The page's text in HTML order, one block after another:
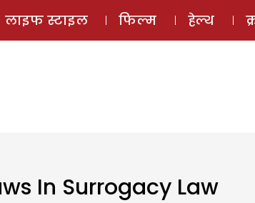
ई-मैगज़ीन
लाइफ स्टाइल फिल्म हेल्थ
In Surrogacy Law